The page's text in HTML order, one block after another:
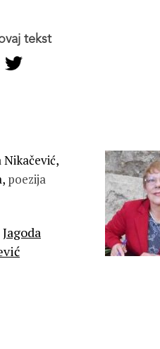
tekst
Nikačević,
poezija
Jagoda